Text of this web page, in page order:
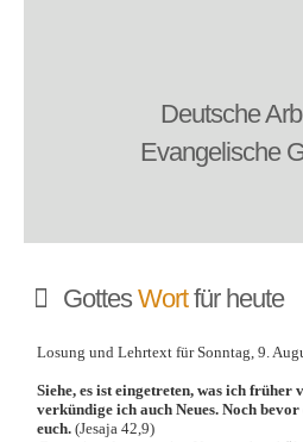
Deutsche
Evangelische
GottesWortfür heute